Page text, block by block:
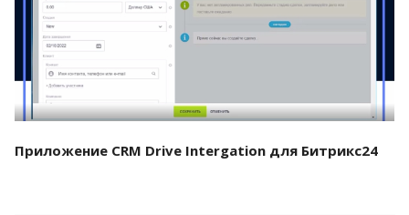
Смотреть проект
Приложение CRM Drive Intergation для Битрикс24